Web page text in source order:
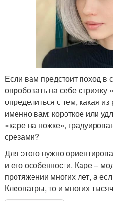
Если вам предстоит поход в
опробовать на себе стрижку
определиться с тем, какая
именно вам: короткое или
«каре на ножке»,
срезами?
Для этого нужно
и его особенности. Каре –
протяжении многих лет, а
Клеопатры, то и многих